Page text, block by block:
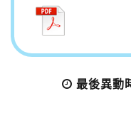
最後異動